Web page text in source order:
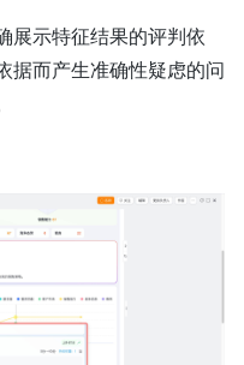
展示特征结果的评判依
据而产生准确性疑虑的问